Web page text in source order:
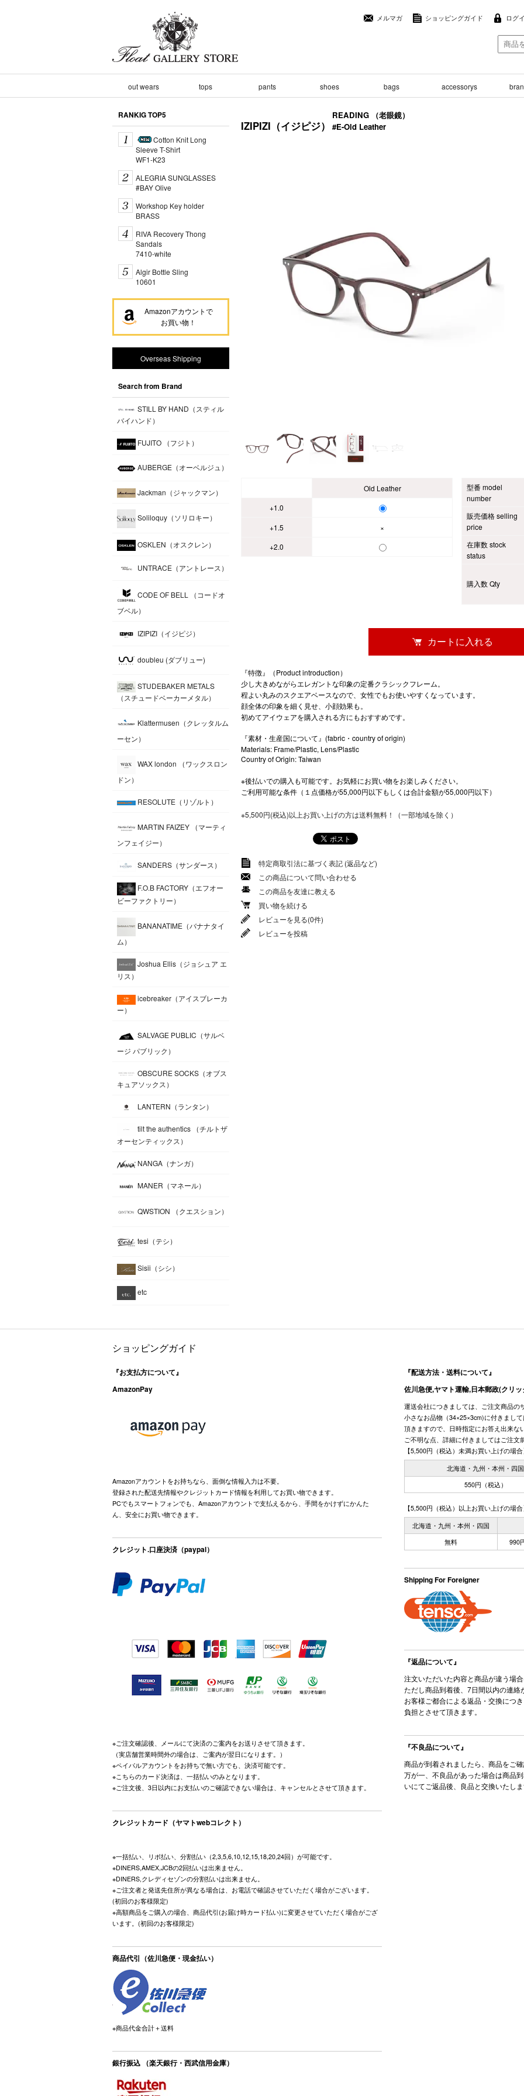
メルマガ ショッピングガイド ログ
out wears tops pants shoes bags accessorys
RANKIG TOP5
Cotton Knit Long
Sleeve T-Shirt
WF1-K23
ALEGRIA SUNGLASSES
#BAY Olive
Workshop Key holder
BRASS
RIVA Recovery Thong
Sandals
7410-white
Algir Bottle Sling
10601
Amazonアカウントで
お買い物！
Overseas Shipping
Search from Brand
STILL BY HAND（スティル
バイハンド）
FUJITO （フジト）
AUBERGE（オーベルジュ）
Jackman（ジャックマン）
Soliloquy（ソリロキー）
OSKLEN（オスクレン）
UNTRACE（アントレース）
CODE OF BELL （コードオ
ブベル）
IZIPIZI（イジピジ）
doubleu (ダブリュー)
STUDEBAKER METALS
（スチュードベーカーメタル）
Klattermusen（クレッタルム
ーセン）
WAX london （ワックスロン
ドン）
RESOLUTE（リゾルト）
MARTIN FAIZEY （マーティ
ンフェイジー）
SANDERS（サンダース）
F.O.B FACTORY（エフオー
ビーファクトリー）
BANANATIME（バナナタイ
ム）
Joshua Ellis（ジョシュア エ
リス）
icebreaker（アイスブレーカ
ー）
SALVAGE PUBLIC（サルベ
ージ パブリック）
OBSCURE SOCKS（オブス
キュアソックス）
LANTERN（ランタン）
tilt the authentics （チルトザ
オーセンティックス）
NANGA（ナンガ）
MANER（マネール）
QWSTION （クエスション）
tesi（テシ）
Sisii（シシ）
etc
IZIPIZI（イジピジ）
READING （老眼鏡）
#E-Old Leather
Old Leather
+1.0
+1.5
×
+2.0
型番 model
number
販売価格 selling
price
在庫数 stock
status
購入数 Qty
『特徴』（Product introduction）
少し大きめながらエレガントな印象の定番クラシックフレーム。
程よい丸みのスクエアベースなので、女性でもお使いやすくなっています。
顔全体の印象を細く見せ、小顔効果も。
初めてアイウェアを購入される方にもおすすめです。
『素材・生産国について』(fabric・country of origin)
Materials: Frame/Plastic, Lens/Plastic
Country of Origin: Taiwan
※後払いでの購入も可能です。お気軽にお買い物をお楽しみください。
ご利用可能な条件（１点価格が55,000円以下もしくは合計金額が55,000円以下）
※5,500円(税込)以上お買い上げの方は送料無料！（一部地域を除く）
特定商取引法に基づく表記 (返品など)
この商品について問い合わせる
この商品を友達に教える
買い物を続ける
レビューを見る(0件)
レビューを投稿
ショッピングガイド
『お支払方について』
AmazonPay
Amazonアカウントをお持ちなら、面倒な情報入力は不要。
登録された配送先情報やクレジットカード情報を利用してお買い物できます。
PCでもスマートフォンでも、Amazonアカウントで支払えるから、手間をかけずにかんた
ん、安全にお買い物できます。
クレジット.口座決済（paypal）
※ご注文確認後、メールにて決済のご案内をお送りさせて頂きます。
（実店舗営業時間外の場合は、ご案内が翌日になります。）
※ペイパルアカウントをお持ちで無い方でも、決済可能です。
※こちらのカード決済は、一括払いのみとなります。
※ご注文後、3日以内にお支払いのご確認できない場合は、キャンセルとさせて頂きます。
クレジットカード（ヤマトwebコレクト）
※一括払い、リボ払い、分割払い（2,3,5,6,10,12,15,18,20,24回）が可能です。
※DINERS,AMEX,JCBの2回払いは出来ません。
※DINERS,クレディセゾンの分割払いは出来ません。
※ご注文者と発送先住所が異なる場合は、お電話で確認させていただく場合がございます。
(初回のお客様限定)
※高額商品をご購入の場合、商品代引(お届け時カード払い)に変更させていただく場合がござ
います。(初回のお客様限定)
商品代引（佐川急便・現金払い）
※商品代金合計＋送料
銀行振込 （楽天銀行・西武信用金庫）
『配送方法・送料について』
佐川急便,ヤマト運輸,日本郵政(クリ
運送会社につきましては、ご注文商品
小さなお品物（34×25×3cm)に付きまし
頂きますので、日時指定にお答え出来
ご不明な点、詳細に付きましてはご注文
【5,500円（税込）未満お買い上げの場
北海道・九州・本州・四国
550円（税込）
【5,500円（税込）以上お買い上げの場
北海道・九州・本州・四国
無料
990
Shipping For Foreigner
『返品について』
注文いただいた内容と商品が違う場
ただし商品到着後、7日間以内の連絡
お客様ご都合による返品・交換につ
負担とさせて頂きます。
『不良品について』
商品が到着されましたら、商品をご
万が一、不良品があった場合は商品
いにてご返品後、良品と交換いたし